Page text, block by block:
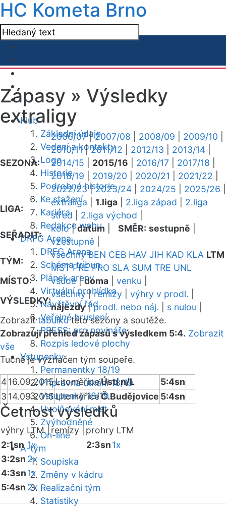
HC Kometa Brno
Klub
Základní údaje
Vedení a kontakty
Logo
Historie
Podrobná historie
Ke stažení
Kariéra
Redakce webu
DRFG Arena
DRFG Arena
Schéma tribun
Plánek areny
Virtuální prohlídka
Návštěvní řád
Veřejné bruslení
PRESS: pro novináře
Rozpis ledové plochy
Vstupenky
Permanentky 18/19
Přípravná utkání 18/19
Vstupenky 18/19
Uvolňování míst
Zvýhodněné
On-line
A-tým
Soupiska
Změny v kádru
Realizační tým
Statistiky
Zápasy » Výsledky
extraligy
SEZONA:
2006/07|2007/08 2008/09 2009/10
2010/11|2011/12 2012/13 2013/14
2014/15
2015/16 2016/17 2017/18
2018/19
2019/20 2020/21 2021/22
2022/23|2023/24 2024/25 2025/26
LIGA:
extraliga 1.liga 2.liga západ
2.liga
střed
2.liga východ
SEŘADIT:
kolo|datum SMĚR: sestupně
vzestupně
TÝM:
všechny BEN CEB HAV JIH KAD KLA LTM
MST PRE PRO SLA SUM TRE UNL
MÍSTO:
všude|doma venku
VÝSLEDKY:
všechny|remízy výhry v prodl.
nájezdy|prodl. nebo náj. s nulou
Zobrazittabulkutéto sezóny a soutěže.
Zobrazuji přehled zápasů s výsledkem 5:4. Zobrazit
vše
Tučně je vyznačen tým soupeře.
416.09.2015LitoměřiceÚstí n/L
5:4sn
3 14.09.2015LitoměřiceČ.Budějovice 5:4sn
Četnost výsledků
výhry LTM | remízy |
prohry LTM
2:1sn 1x
3:2sn 2x
4:3sn1x
5:4sn 2x
2:3sn1x